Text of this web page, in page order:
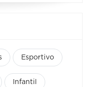
Esportivo
Infantil